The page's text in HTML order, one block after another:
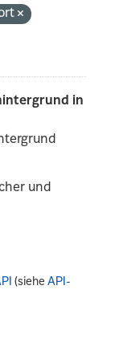
in
und
(sieheAPI-